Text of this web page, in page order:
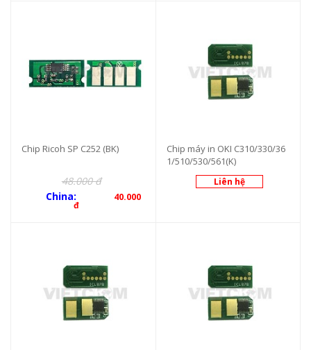
Chip Ricoh SP C252 (BK)
48.000 đ
China:
40.000
đ
Chip máy in OKI C310/330/36
1/510/530/561(K)
Liên hệ